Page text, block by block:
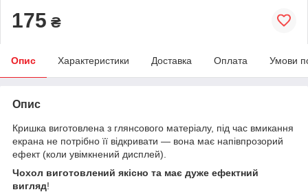
175 ₴
Опис Характеристики Доставка Оплата Умови
Опис
Кришка виготовлена з глянсового матеріалу, під час вмикання
екрана не потрібно її відкривати — вона має напівпрозорий
ефект (коли увімкнений дисплей).
Чохол виготовлений якісно та має дуже ефектний
вигляд!